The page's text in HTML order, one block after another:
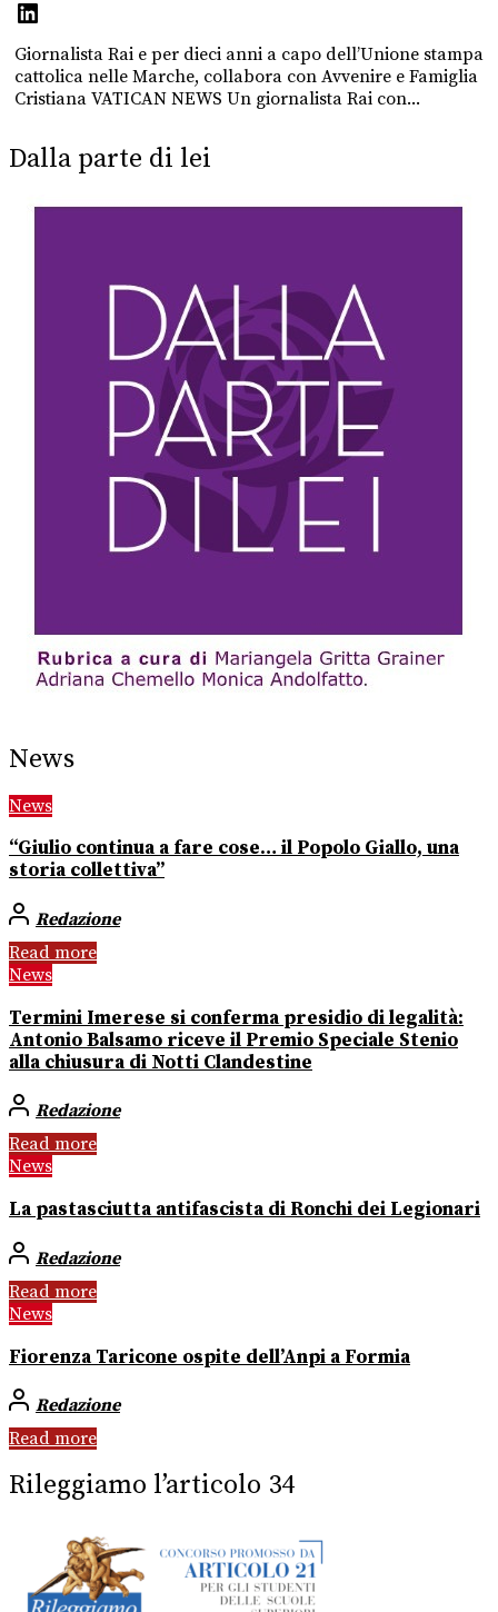
Giornalista Rai e per dieci anni a capo dell’Unione stampa
cattolica nelle Marche, collabora con Avvenire e Famiglia
Cristiana VATICAN NEWS Un giornalista Rai con...
Dalla parte di lei
News
News
“Giulio continua a fare cose… il Popolo Giallo, una
storia collettiva”
Redazione
Read more
News
Termini Imerese si conferma presidio di legalità:
Antonio Balsamo riceve il Premio Speciale Stenio
alla chiusura di Notti Clandestine
Redazione
Read more
News
La pastasciutta antifascista di Ronchi dei Legionari
Redazione
Read more
News
Fiorenza Taricone ospite dell’Anpi a Formia
Redazione
Read more
Rileggiamo l’articolo 34